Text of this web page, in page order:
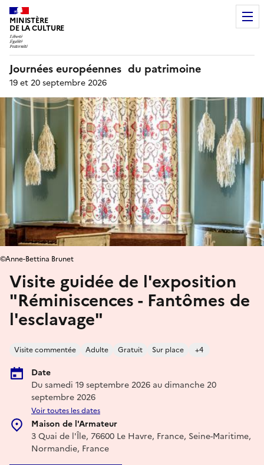
MINISTÈRE
DE LA CULTURE
Journées européennes du patrimoine
19 et 20 septembre 2026
Visite guidée de l'exposition
"Réminiscences - Fantômes de
l'esclavage"
Visite commentée Adulte Gratuit Sur place +4
Date
Du samedi 19 septembre 2026 au dimanche 20
septembre 2026
Voir toutes les dates
Maison de l'Armateur
3 Quai de l'Île, 76600 Le Havre, France, Seine-Maritime,
Normandie, France
©Anne-Bettina Brunet